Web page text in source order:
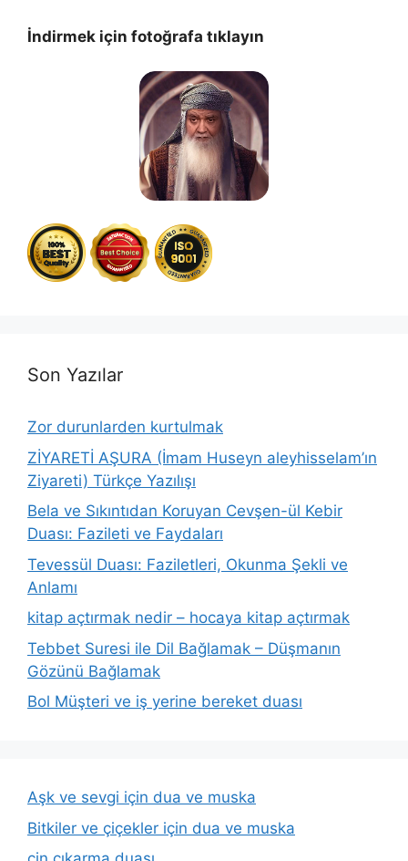
İndirmek için fotoğrafa tıklayın
Son Yazılar
Zor durunlarden kurtulmak
ZİYARETİ AŞURA (İmam Huseyn aleyhisselam’ın
Ziyareti) Türkçe Yazılışı
Bela ve Sıkıntıdan Koruyan Cevşen-ül Kebir
Duası: Fazileti ve Faydaları
Tevessül Duası: Faziletleri, Okunma Şekli ve
Anlamı
kitap açtırmak nedir – hocaya kitap açtırmak
Tebbet Suresi ile Dil Bağlamak – Düşmanın
Gözünü Bağlamak
Bol Müşteri ve iş yerine bereket duası
Aşk ve sevgi için dua ve muska
Bitkiler ve çiçekler için dua ve muska